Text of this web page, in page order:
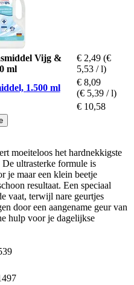
Vijg &
ml
€ 2,49 (€
5,53 / l)
1.500 ml
€ 8,09
(€ 5,39 / l)
€ 10,58
moeiteloos het hardnekkigste
ultrasterke formule is
je maar een klein beetje
resultaat. Een speciaal
vaat, terwijl nare geurtjes
door een aangename geur van
hulp voor je dagelijkse